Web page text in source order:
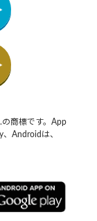
商標です。App
Androidは、